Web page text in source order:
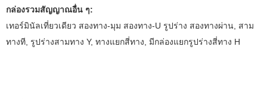
กล่องรวมสัญญาณอื่น ๆ:
เทอร์มินัลเที่ยวเดียว สองทาง-มุม สองทาง-U รูปร่าง สองทางผ่าน, สาม
ทางที, รูปร่างสามทาง Y, ทางแยกสี่ทาง, มีกล่องแยกรูปร่างสี่ทาง H